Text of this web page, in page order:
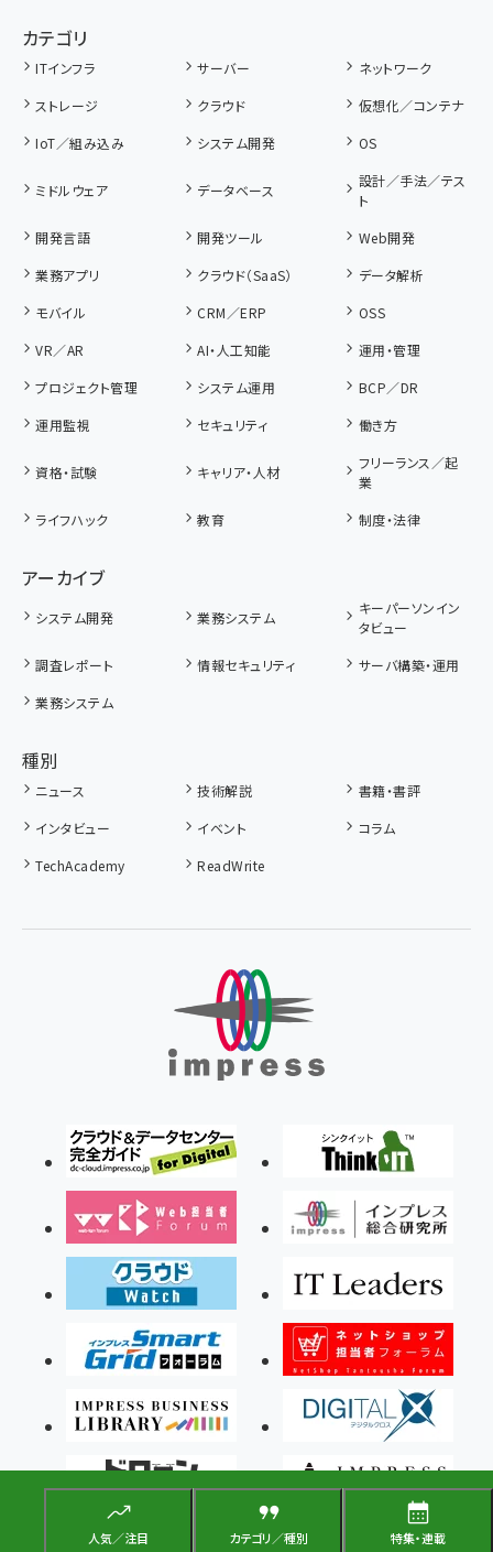
人気／注目 カテゴリ／種別 特集・連載
カテゴリ
ITインフラ サーバー
ネットワーク
ストレージ
クラウド
仮想化／コンテナ
IoT／組み込み
システム開発 OS
ミドルウェア データベース
設計／手法／テス
ト
開発言語
開発ツール
Web開発
業務アプリ
クラウド（SaaS）
データ解析
モバイル
CRM／ERP
OSS
VR／AR
AI・人工知能
運用・管理
プロジェクト管理
システム運用
BCP／DR
運用監視
セキュリティ 働き方
資格・試験 キャリア・人材
フリーランス／起
業
ライフハック
教育 制度・法律
アーカイブ
システム開発 業務システム
キーパーソンイン
タビュー
調査レポート
情報セキュリティ
サーバ構築・運用
業務システム
種別
ニュース 技術解説
書籍・書評
インタビュー
イベント
コラム
TechAcademy
ReadWrite